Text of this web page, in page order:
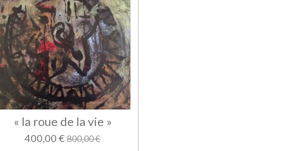
« la roue de la vie »
400,00 € 800,00 €